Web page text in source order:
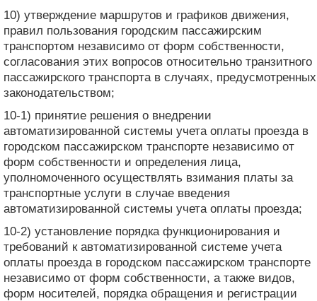
10) утверждение маршрутов и графиков движения,
правил пользования городским пассажирским
транспортом независимо от форм собственности,
согласования этих вопросов относительно транзитного
пассажирского транспорта в случаях, предусмотренных
законодательством;
10-1) принятие решения о внедрении
автоматизированной системы учета оплаты проезда в
городском пассажирском транспорте независимо от
форм собственности и определения лица,
уполномоченного осуществлять взимания платы за
транспортные услуги в случае введения
автоматизированной системы учета оплаты проезда;
10-2) установление порядка функционирования и
требований к автоматизированной системе учета
оплаты проезда в городском пассажирском транспорте
независимо от форм собственности, а также видов,
форм носителей, порядка обращения и регистрации